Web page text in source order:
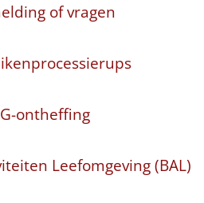
of vragen
ontheffing
Leefomgeving (BAL)